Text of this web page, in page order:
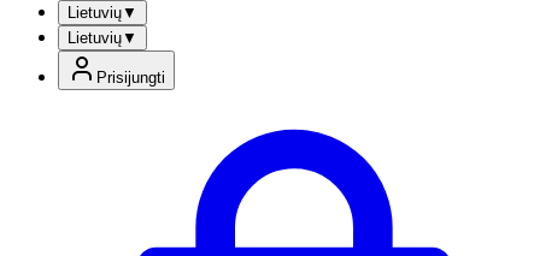
Lietuvių▼
Lietuvių▼
Prisijungti